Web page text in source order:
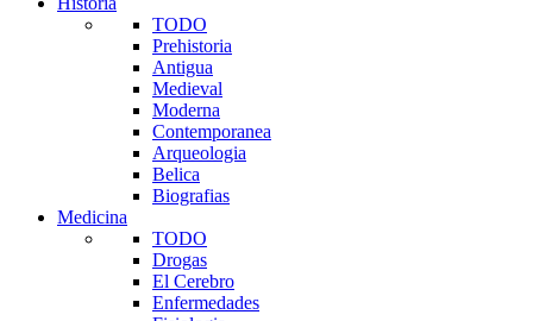
TODO
Prehistoria
Antigua
Medieval
Moderna
Contemporanea
Arqueologia
Belica
Biografias
Medicina
TODO
Drogas
El Cerebro
Enfermedades